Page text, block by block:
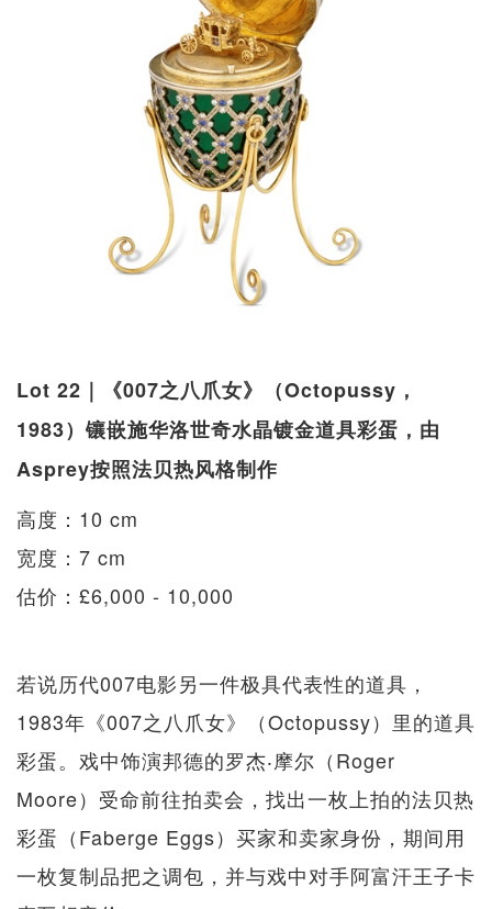
Lot 22｜《007之八爪女》（Octopussy，
1983）镶嵌施华洛世奇水晶镀金道具彩蛋，由
Asprey按照法贝热风格制作
高度：10 cm
宽度：7 cm
估价：£6,000 - 10,000
若说历代007电影另一件极具代表性的道具，
1983年《007之八爪女》（Octopussy）里的道具
彩蛋。戏中饰演邦德的罗杰‧摩尔（Roger
Moore）受命前往拍卖会，找出一枚上拍的法贝热
彩蛋（Faberge Eggs）买家和卖家身份，期间用
一枚复制品把之调包，并与戏中对手阿富汗王子卡